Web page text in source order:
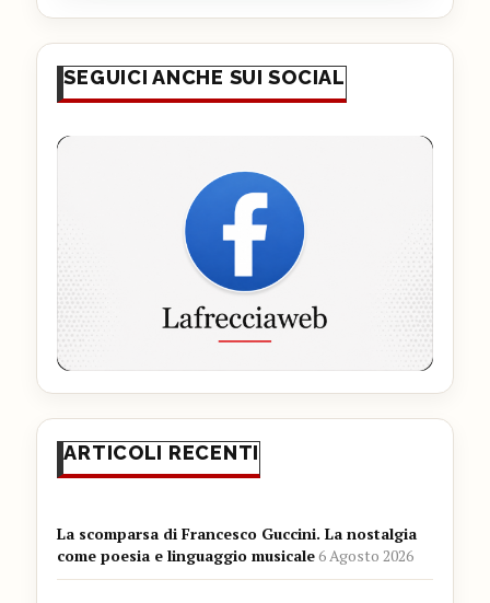
SEGUICI ANCHE SUI SOCIAL
ARTICOLI RECENTI
La scomparsa di Francesco Guccini. La nostalgia
come poesia e linguaggio musicale6 Agosto 2026